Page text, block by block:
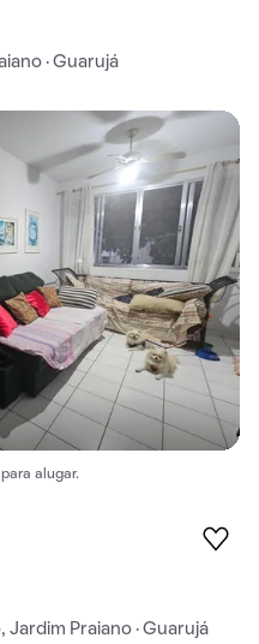
· Guarujá
alugar.
Jardim Praiano · Guarujá